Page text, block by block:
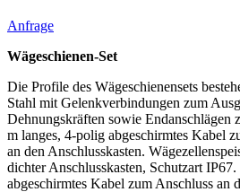
Anfrage
Wägeschienen-Set
Die Profile des Wägeschienensets
Stahl mit Gelenkverbindungen zum
Dehnungskräften sowie Endanschlägen
m langes, 4-polig abgeschirmtes Kabel
an den Anschlusskasten.
dichter Anschlusskasten, Schutzart
abgeschirmtes Kabel zum Anschluss an